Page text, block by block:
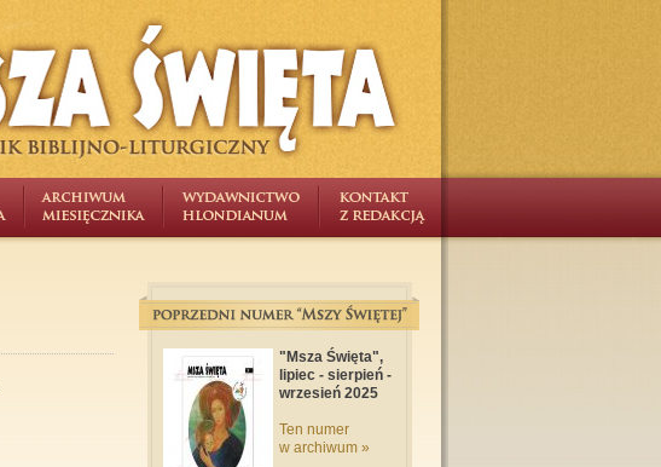
"Msza Święta",
lipiec - sierpień -
wrzesień 2025
Ten numer
w archiwum »